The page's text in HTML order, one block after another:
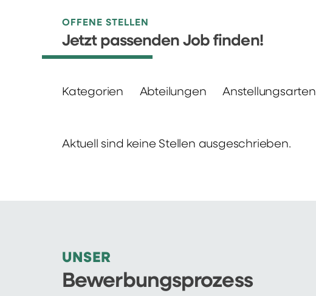
OFFENE STELLEN
Jetzt passenden Job finden!
Kategorien Abteilungen Anstellungsarten
Aktuell sind keine Stellen ausgeschrieben.
UNSER
Bewerbungsprozess